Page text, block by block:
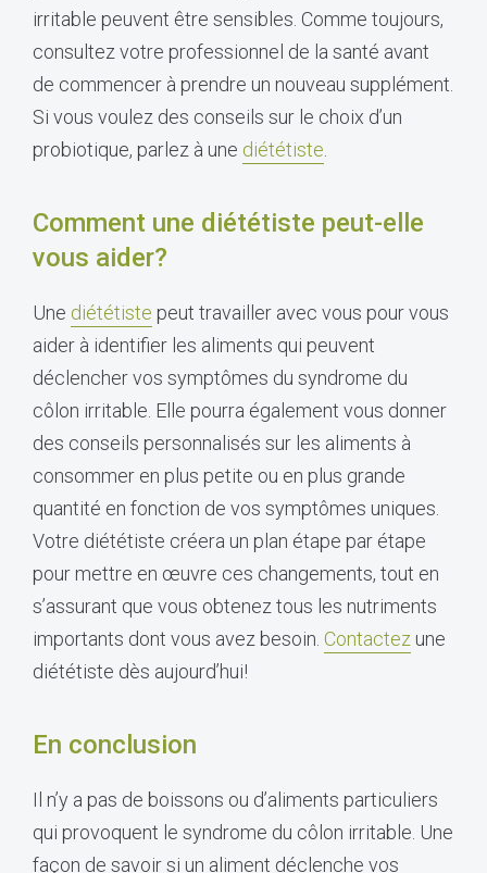
irritable peuvent être sensibles. Comme toujours,
consultez votre professionnel de la santé avant
de commencer à prendre un nouveau supplément.
Si vous voulez des conseils sur le choix d’un
probiotique, parlez à une diététiste.
Comment une diététiste peut-elle
vous aider?
Une diététiste peut travailler avec vous pour vous
aider à identifier les aliments qui peuvent
déclencher vos symptômes du syndrome du
côlon irritable. Elle pourra également vous donner
des conseils personnalisés sur les aliments à
consommer en plus petite ou en plus grande
quantité en fonction de vos symptômes uniques.
Votre diététiste créera un plan étape par étape
pour mettre en œuvre ces changements, tout en
s’assurant que vous obtenez tous les nutriments
importants dont vous avez besoin. Contactez une
diététiste dès aujourd’hui!
En conclusion
Il n’y a pas de boissons ou d’aliments particuliers
qui provoquent le syndrome du côlon irritable. Une
façon de savoir si un aliment déclenche vos